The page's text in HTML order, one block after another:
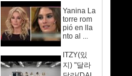
Yanina La
torre rom
pió en lla
nto al ...
ITZY(있
지) "달라